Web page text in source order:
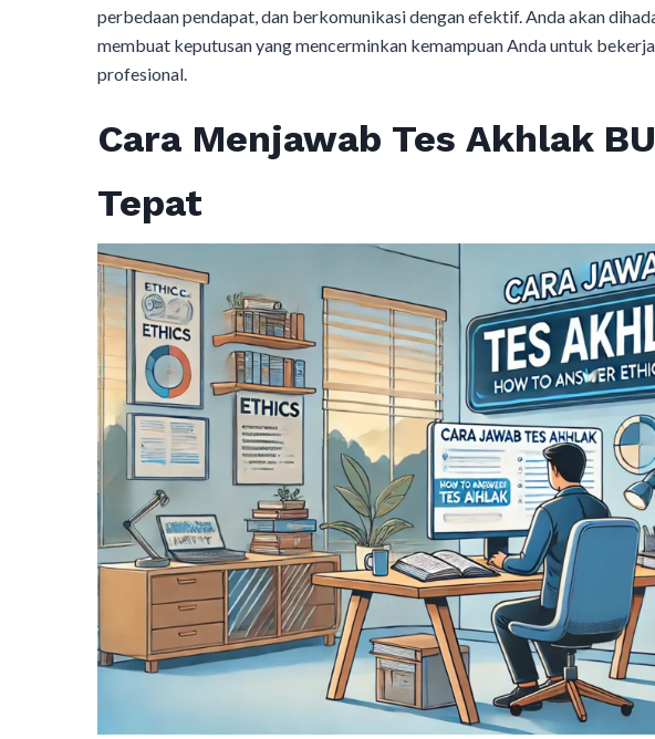
perbedaan pendapat, dan berkomunikasi dengan efektif. Anda akan
membuat keputusan yang mencerminkan kemampuan Anda untuk
profesional.
Cara Menjawab Tes Akhlak
Tepat